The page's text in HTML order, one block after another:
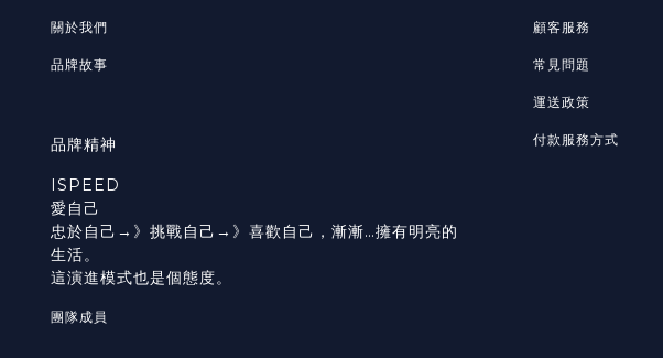
關於我們
品牌故事
品牌精神
ISPEED
愛自己
忠於自己→》挑戰自己→》喜歡自己，漸漸…擁有明亮的
生活。
這演進模式也是個態度。
團隊成員
顧客服務
常見問題
運送政策
付款服務方式